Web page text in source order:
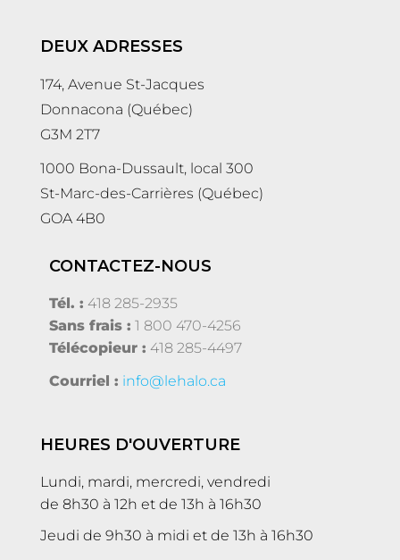
DEUX ADRESSES
174, Avenue St-Jacques
Donnacona (Québec)
G3M 2T7
1000 Bona-Dussault, local 300
St-Marc-des-Carrières (Québec)
GOA 4B0
CONTACTEZ-NOUS
Tél. : 418 285-2935
Sans frais : 1 800 470-4256
Télécopieur : 418 285-4497
Courriel : info@lehalo.ca
HEURES D'OUVERTURE
Lundi, mardi, mercredi, vendredi
de 8h30 à 12h et de 13h à 16h30
Jeudi de 9h30 à midi et de 13h à 16h30